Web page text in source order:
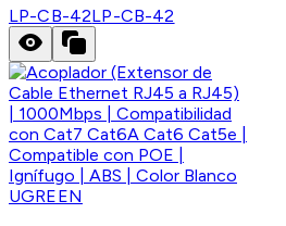
LP-CB-42LP-CB-42
UGREEN